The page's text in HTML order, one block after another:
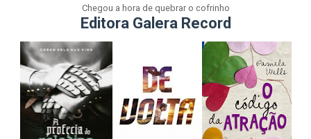
Chegou a hora de quebrar o cofrinho
Editora Galera Record